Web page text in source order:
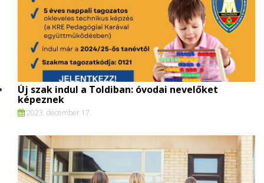
Új szak indul a Toldiban: óvodai nevelőket
képeznek
2023. december 17.